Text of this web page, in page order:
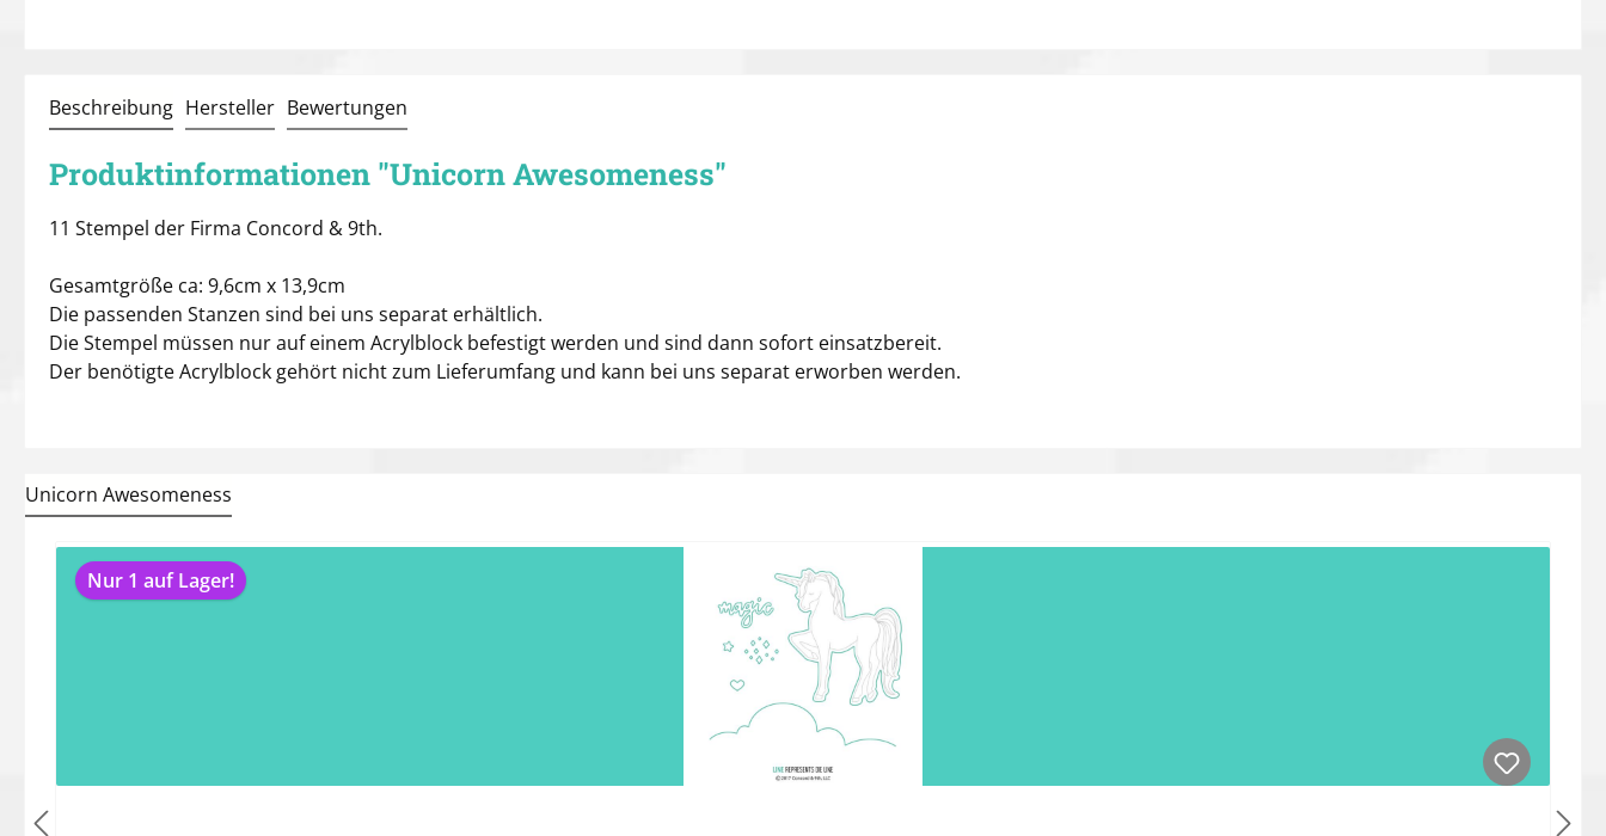
Beschreibung Hersteller Bewertungen
Produktinformationen "Unicorn Awesomeness"
11 Stempel der Firma Concord & 9th.
Gesamtgröße ca: 9,6cm x 13,9cm
Die passenden Stanzen sind bei uns separat erhältlich.
Die Stempel müssen nur auf einem Acrylblock befestigt werden und sind dann sofort einsatzbereit.
Der benötigte Acrylblock gehört nicht zum Lieferumfang und kann bei uns separat erworben werden.
Unicorn Awesomeness
Produktgalerie überspringen
Nur 1 auf Lager!